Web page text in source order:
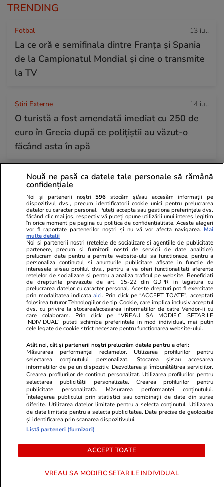
TRENDING
Fotbal 13 iul.
La ce oră e semifinala dintre Franța și Spania
de la Campionatul Mondial și cine o transmite
la TV
Știri Externe 14 iul.
O turistă a fost amendată imediat cu 250 de
euro în Grecia după ce polițiștii au văzut-o
făcând asta în apă
Știri România 14 iul.
Alex Rusu, un elev de 9 ani, cu părinți români,
a adus trei medalii pentru Marea Britanie la
Olimpiada Internațională STEM, din Roma
Horoscop 14 iul.
Horoscop 15 iulie 2026. Peștii se află într un
proces de creștere pe plan profesional, dar e
mai bine să se bazează pe o creștere lentă,
sănătoasă
des pentru pavarea grădinilor și
Germania
Nouă ne pasă ca datele tale personale să rămână
confidențiale
Noi și partenerii noștri 596 stocăm și/sau accesăm informații pe
dispozitivul dvs., precum identificatorii cookie unici pentru prelucrarea
datelor cu caracter personal. Puteți accepta sau gestiona preferințele dvs.
făcând clic mai jos, respectiv vă puteți opune utilizării unui interes legitim
în orice moment pe pagina cu politica de confidențialitate. Aceste alegeri
vor fi raportate partenerilor noștri și nu vă vor afecta navigarea. Mai
multe detalii
Noi si partenerii nostri (retelele de socializare si agentiile de publicitate
partenere, precum si furnizorii nostri de servicii de date analitice)
prelucram date pentru a permite website-ului sa functioneze, pentru a
personaliza continutul si anunturile publicitare afisate in functie de
interesele si/sau profilul dvs., pentru a va oferi functionalitati aferente
retelelor de socializare si pentru a analiza traficul pe website. Beneficiati
de drepturile prevazute de art. 15-22 din GDPR in legatura cu
prelucrarea datelor cu caracter personal. Aceste drepturi pot fi exercitate
prin modalitatea indicataaici. Prin click pe “ACCEPT TOATE”, acceptati
folosirea tuturor Tehnologiilor de tip Cookie, care implica inclusiv acceptul
dvs. cu privire la stocarea/accesarea informatiilor de catre Vendor-ii cu
care colaboram. Prin click pe “VREAU SA MODIFIC SETARILE
INDIVIDUAL” puteti schimba preferintele in mod individual, mai putin
cele legate de cookie strict necesare pentru functionarea website-ului.
Atât noi, cât și partenerii noștri prelucrăm datele pentru a oferi:
Măsurarea performanței reclamelor. Utilizarea profilurilor pentru
selectarea conținutului personalizat. Stocarea și/sau accesarea
informațiilor de pe un dispozitiv. Dezvoltarea și îmbunătățirea serviciilor.
Crearea profilurilor de conținut personalizat. Utilizarea profilurilor pentru
selectarea publicității personalizate. Crearea profilurilor pentru
publicitate personalizată. Măsurarea performanței conținutului.
Înțelegerea publicului prin statistici sau combinații de date din surse
diferite. Utilizarea datelor limitate pentru a selecta conținutul. Utilizarea
de date limitate pentru a selecta publicitatea. Date precise de geolocație
și identificarea prin scanarea dispozitivului.
Listă parteneri (furnizori)
ACCEPT TOATE
VREAU SA MODIFIC SETARILE INDIVIDUAL